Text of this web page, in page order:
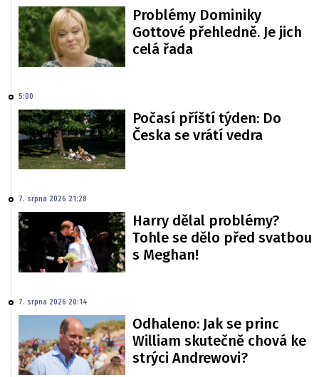
Problémy Dominiky
Gottové přehledně. Je jich
celá řada
5:00
Počasí příští týden: Do
Česka se vrátí vedra
7. srpna 2026 21:28
Harry dělal problémy?
Tohle se dělo před svatbou
s Meghan!
7. srpna 2026 20:14
Odhaleno: Jak se princ
William skutečně chová ke
strýci Andrewovi?